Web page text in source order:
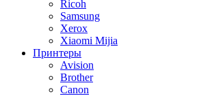
Ricoh
Samsung
Xerox
Xiaomi Mijia
Принтеры
Avision
Brother
Canon